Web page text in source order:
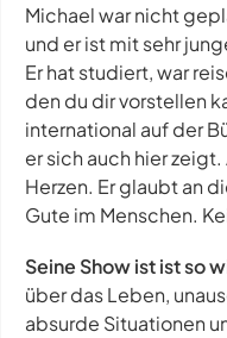
Michael war nicht
und er ist mit sehr
Er hat studiert, war
den du dir vorstellen
international auf der
er sich auch hier
Herzen. Er glaubt an
Gute im Menschen.
Seine Show ist ist so
über das Leben,
absurde Situationen